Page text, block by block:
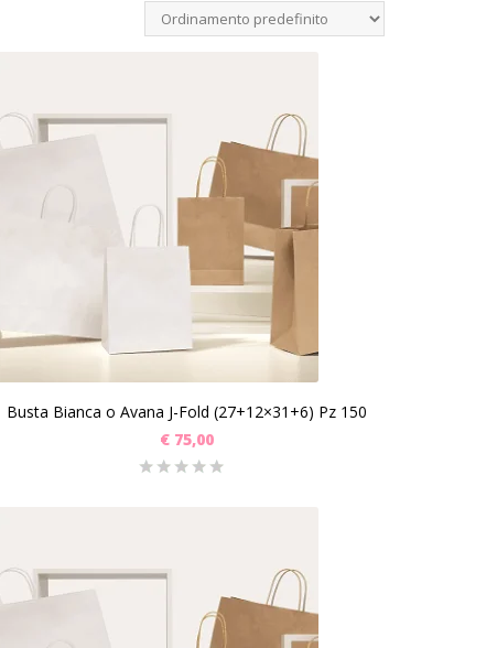
Busta Bianca o Avana J-Fold (27+12×31+6) Pz 150
€75,00